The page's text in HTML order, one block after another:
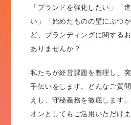
「ブランドを強化したい」「
い」「始めたものの壁にぶつ
ど、ブランディングに関する
ありませんか？
私たちが経営課題を整理し、
手伝いをします。どんなご質
えし、守秘義務を徹底します
オンとしてもご活用いただけま